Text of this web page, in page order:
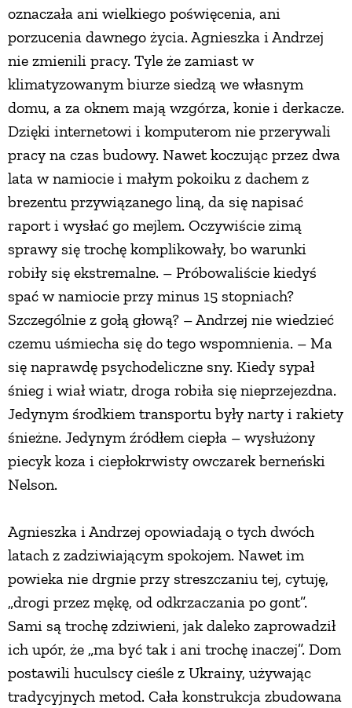
oznaczała ani wielkiego poświęcenia, ani
porzucenia dawnego życia. Agnieszka i Andrzej
nie zmienili pracy. Tyle że zamiast w
klimatyzowanym biurze siedzą we własnym
domu, a za oknem mają wzgórza, konie i derkacze.
Dzięki internetowi i komputerom nie przerywali
pracy na czas budowy. Nawet koczując przez dwa
lata w namiocie i małym pokoiku z dachem z
brezentu przywiązanego liną, da się napisać
raport i wysłać go mejlem. Oczywiście zimą
sprawy się trochę komplikowały, bo warunki
robiły się ekstremalne. – Próbowaliście kiedyś
spać w namiocie przy minus 15 stopniach?
Szczególnie z gołą głową? – Andrzej nie wiedzieć
czemu uśmiecha się do tego wspomnienia. – Ma
się naprawdę psychodeliczne sny. Kiedy sypał
śnieg i wiał wiatr, droga robiła się nieprzejezdna.
Jedynym środkiem transportu były narty i rakiety
śnieżne. Jedynym źródłem ciepła – wysłużony
piecyk koza i ciepłokrwisty owczarek berneński
Nelson.
Agnieszka i Andrzej opowiadają o tych dwóch
latach z zadziwiającym spokojem. Nawet im
powieka nie drgnie przy streszczaniu tej, cytuję,
„drogi przez mękę, od odkrzaczania po gont”.
Sami są trochę zdziwieni, jak daleko zaprowadził
ich upór, że „ma być tak i ani trochę inaczej”. Dom
postawili huculscy cieśle z Ukrainy, używając
tradycyjnych metod. Cała konstrukcja zbudowana